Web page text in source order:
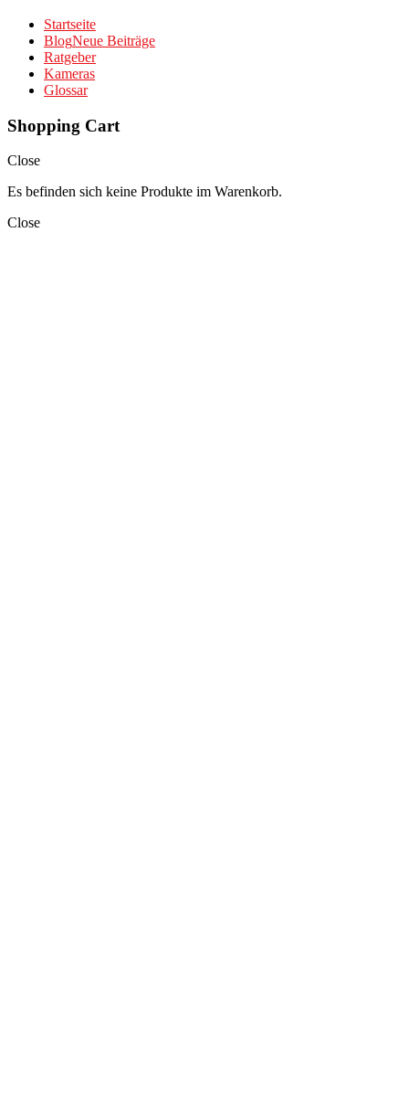
Startseite
BlogNeue Beiträge
Ratgeber
Kameras
Glossar
Shopping Cart
Close
Es befinden sich keine Produkte im Warenkorb.
Close